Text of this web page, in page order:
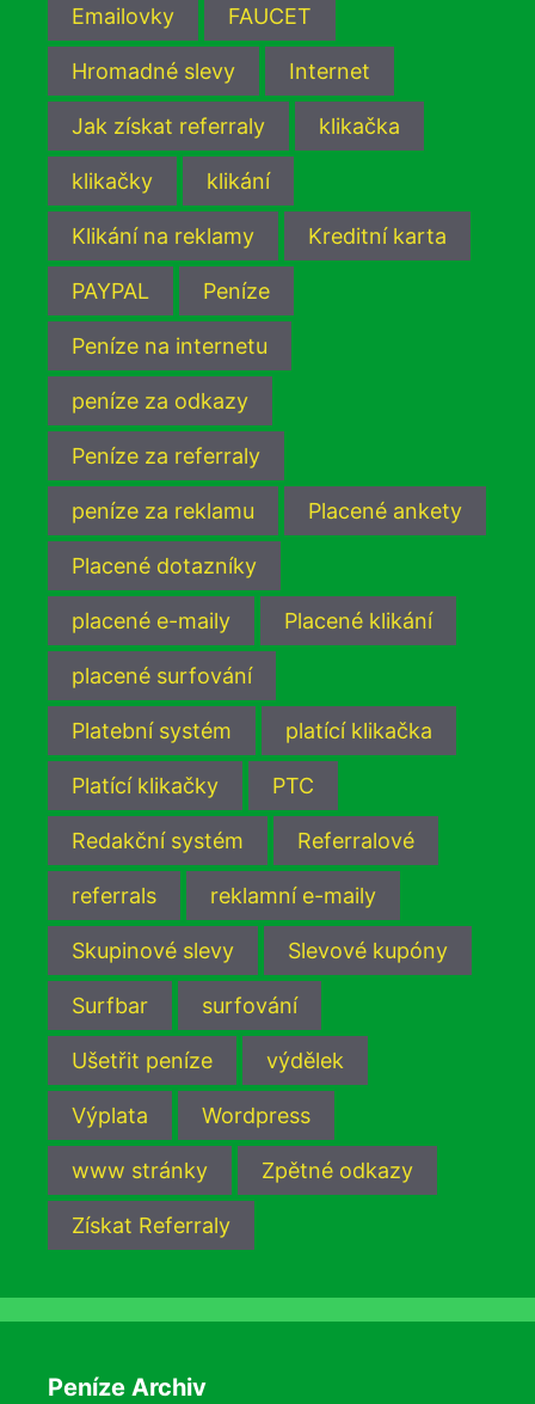
Emailovky FAUCET
Hromadné slevy Internet
Jak získat referraly klikačka
klikačky klikání
Klikání na reklamy Kreditní karta
PAYPAL Peníze
Peníze na internetu
peníze za odkazy
Peníze za referraly
peníze za reklamu Placené ankety
Placené dotazníky
placené e-maily Placené klikání
placené surfování
Platební systém platící klikačka
Platící klikačky PTC
Redakční systém Referralové
referrals reklamní e-maily
Skupinové slevy Slevové kupóny
Surfbar surfování
Ušetřit peníze výdělek
Výplata Wordpress
www stránky Zpětné odkazy
Získat Referraly
Peníze Archiv